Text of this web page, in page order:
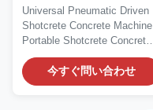
携帯用Gunite機械
Universal Pneumatic Driven
Shotcrete Concrete Machine
Portable Shotcrete Concrete
Machine...
今すぐ問い合わせ